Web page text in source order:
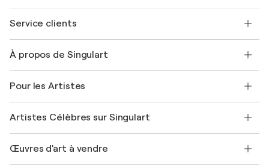
Service clients
Expédition
Offrir une carte cadeau
Rejoignez notre programme commercial
Mon compte
+33 1 76 44 06 42
À propos de Singulart
FAQ
Magazine Singulart
Emplois
Découvrez une sélection d'art original
Pour les Artistes
Se connecter en tant qu'Artiste
Artistes Célèbres sur Singulart
Marc Chagall
Œuvres d'art à vendre